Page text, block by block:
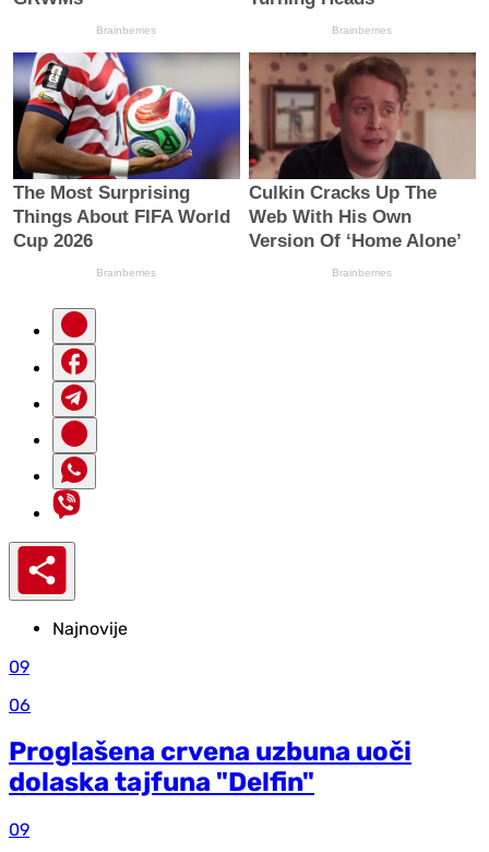
Najnovije
09
06
Proglašena crvena uzbuna uoči
dolaska tajfuna "Delfin"
09